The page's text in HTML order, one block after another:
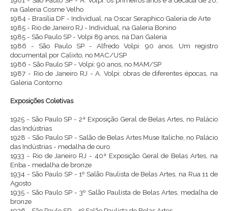
na Galeria Cosme Velho
1984 - Brasília DF - Individual, na Oscar Seraphico Galeria de Arte
1985 - Rio de Janeiro RJ - Individual, na Galeria Bonino
1985 - São Paulo SP - Volpi 89 anos, na Dan Galeria
1986 - São Paulo SP - Alfredo Volpi: 90 anos. Um registro
documental por Calixto, no MAC/USP
1986 - São Paulo SP - Volpi: 90 anos, no MAM/SP
1987 - Rio de Janeiro RJ - A. Volpi: obras de diferentes épocas, na
Galeria Contorno
Exposições Coletivas
1925 - São Paulo SP - 2ª Exposição Geral de Belas Artes, no Palácio
das Indústrias
1928 - São Paulo SP - Salão de Belas Artes Muse Italiche, no Palácio
das Indústrias - medalha de ouro
1933 - Rio de Janeiro RJ - 40ª Exposição Geral de Belas Artes, na
Enba - medalha de bronze
1934 - São Paulo SP - 1º Salão Paulista de Belas Artes, na Rua 11 de
Agosto
1935 - São Paulo SP - 3º Salão Paulista de Belas Artes, medalha de
bronze